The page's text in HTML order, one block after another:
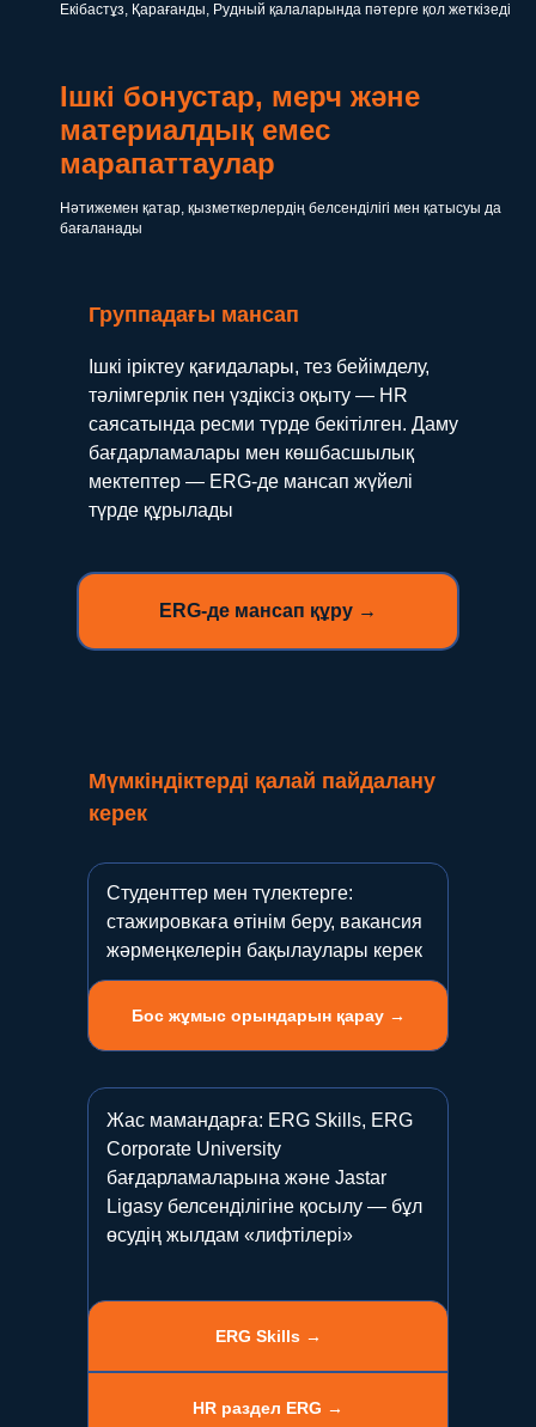
Екібастұз, Қарағанды, Рудный қалаларында пәтерге қол жеткізеді
Ішкі бонустар, мерч және
материалдық емес
марапаттаулар
Нәтижемен қатар, қызметкерлердің белсенділігі мен қатысуы да
бағаланады
Группадағы мансап
Ішкі іріктеу қағидалары, тез бейімделу,
тәлімгерлік пен үздіксіз оқыту — HR
саясатында ресми түрде бекітілген. Даму
бағдарламалары мен көшбасшылық
мектептер — ERG-де мансап жүйелі
түрде құрылады
ERG-де мансап құру →
Студенттер мен түлектерге:
стажировкаға өтінім беру, вакансия
жәрмеңкелерін бақылаулары керек
Мүмкіндіктерді қалай пайдалану
керек
Жас мамандарға: ERG Skills, ERG
Corporate University
бағдарламаларына және Jastar
Ligasy белсенділігіне қосылу — бұл
өсудің жылдам «лифтілері»
Бос жұмыс орындарын қарау →
ERG Skills →
HR раздел ERG →